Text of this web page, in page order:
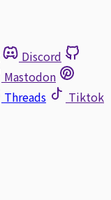
Discord
Mastodon
Threads
Tiktok